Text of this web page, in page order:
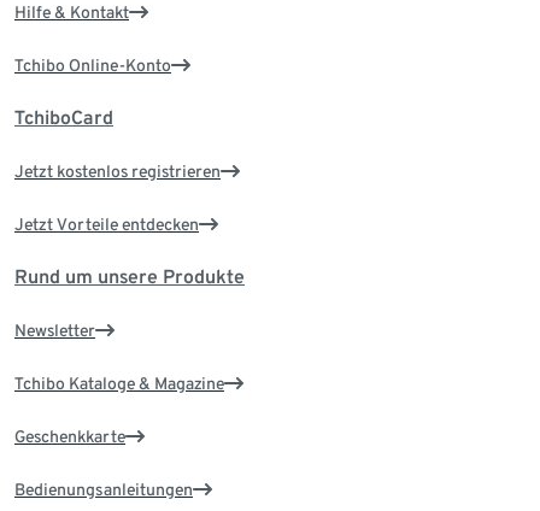
Hilfe & Kontakt
Tchibo Online-Konto
TchiboCard
Jetzt kostenlos registrieren
Jetzt Vorteile entdecken
Rund um unsere Produkte
Newsletter
Tchibo Kataloge & Magazine
Geschenkkarte
Bedienungsanleitungen